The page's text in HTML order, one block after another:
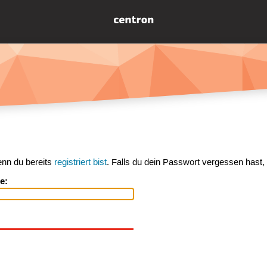
du bereits registriert bist. Falls du dein Passwort vergessen